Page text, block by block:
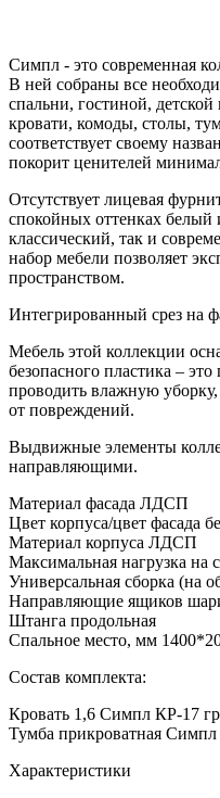
Симпл - это современная
В ней собраны все
спальни, гостиной,
кровати, комоды, столы,
соответствует своему
покорит ценителей
Отсутствует лицевая
спокойных оттенках белый
классический, так и
набор мебели позволяет
пространством.
Интегрированный срез на
Мебель этой коллекции
безопасного пластика –
проводить влажную
от повреждений.
Выдвижные элементы
направляющими.
Материал фасада ЛДСП
Цвет корпуса/цвет фасада
Материал корпуса ЛДСП
Максимальная нагрузка на
Универсальная сборка (на
Направляющие ящиков
Штанга продольная
Спальное место, мм
Состав комплекта:
Кровать 1,6 Симпл КР-17
Тумба прикроватная
Характеристики